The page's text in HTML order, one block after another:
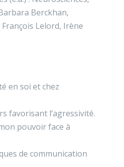
Berckhan,
Lelord, Irène
en soi et chez
favorisant l’agressivité.
pouvoir face à
de communication